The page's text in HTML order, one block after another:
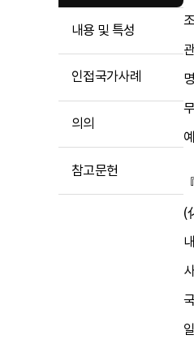
내용 및 특성
인접국가사례
의의
참고문헌
(